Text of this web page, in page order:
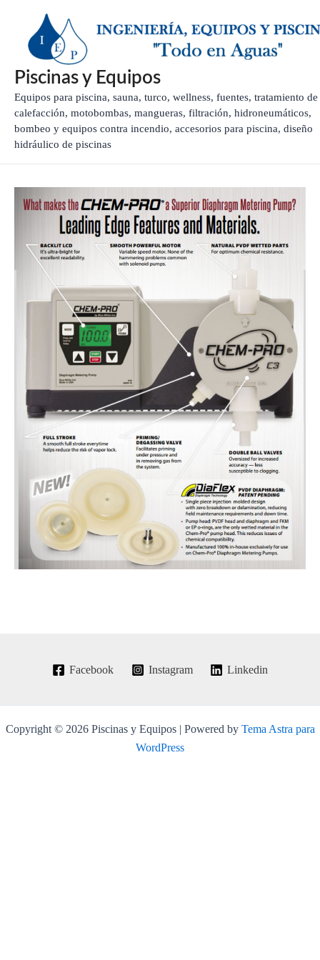
contenido
Piscinas y Equipos
Equipos para piscina, sauna, turco, wellness, fuentes, tratamiento de
calefacción, motobombas, mangueras, filtración, hidroneumáticos,
bombeo y equipos contra incendio, accesorios para piscina, diseño
hidráulico de piscinas
Facebook Instagram Linkedin
Copyright © 2026 Piscinas y Equipos | Powered by Tema Astra para
WordPress